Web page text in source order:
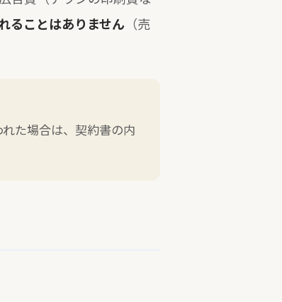
ることはありません （売
た場合は、契約書の内